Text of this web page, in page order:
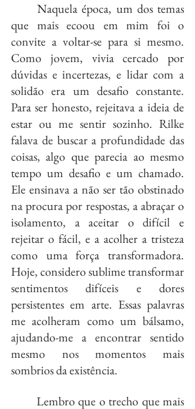
	Naquela época, um dos temas
que mais ecoou em mim foi o
convite a voltar-se para si mesmo.
Como jovem, vivia cercado por
dúvidas e incertezas, e lidar com a
solidão era um desafio constante.
Para ser honesto, rejeitava a ideia de
estar ou me sentir sozinho. Rilke
falava de buscar a profundidade das
coisas, algo que parecia ao mesmo
tempo um desafio e um chamado.
Ele ensinava a não ser tão obstinado
na procura por respostas, a abraçar o
isolamento, a aceitar o difícil e
rejeitar o fácil, e a acolher a tristeza
como uma força transformadora.
Hoje, considero sublime transformar
sentimentos difíceis e dores
persistentes em arte. Essas palavras
me acolheram como um bálsamo,
ajudando-me a encontrar sentido
mesmo nos momentos mais
sombrios da existência.